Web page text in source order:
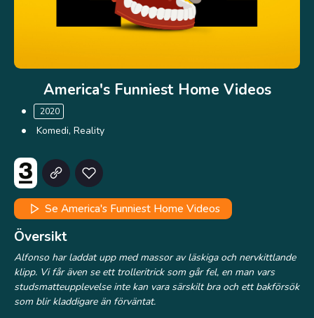
America's Funniest Home Videos
2020
Komedi, Reality
Se America's Funniest Home Videos
Översikt
Alfonso har laddat upp med massor av läskiga och nervkittlande
klipp. Vi får även se ett trolleritrick som går fel, en man vars
studsmatteupplevelse inte kan vara särskilt bra och ett bakförsök
som blir kladdigare än förväntat.